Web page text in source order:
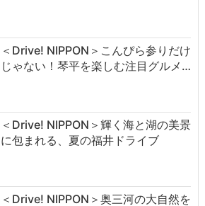
＜Drive! NIPPON＞こんぴら参りだけ
じゃない！琴平を楽しむ注目グルメ…
＜Drive! NIPPON＞輝く海と湖の美景
に包まれる、夏の福井ドライブ
＜Drive! NIPPON＞奥三河の大自然を